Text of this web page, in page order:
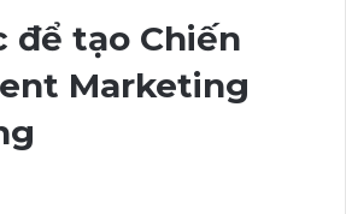
để tạo Chiến
Marketing